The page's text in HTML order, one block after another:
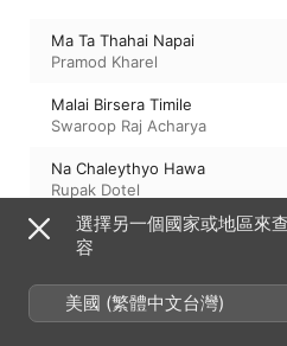
Ma Ta Thahai Napai
Pramod Kharel
Malai Birsera Timile
Swaroop Raj Acharya
Na Chaleythyo Hawa
Rupak Dotel
Mero Pahilo Prem
Rupak Dotel
Aauna Sani Chhewaima
Roj Bahadur Moktan
選擇另一個國家或地區來
容
美國 (繁體中文台灣)